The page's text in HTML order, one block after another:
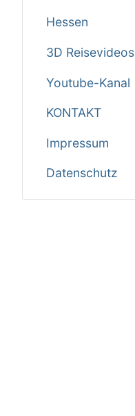
Hessen
3D Reisevideos
Youtube-Kanal
KONTAKT
Impressum
Datenschutz